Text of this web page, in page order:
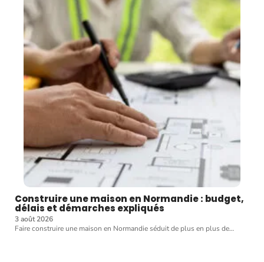
Construire une maison en Normandie : budget,
délais et démarches expliqués
3 août 2026
Faire construire une maison en Normandie séduit de plus en plus de…